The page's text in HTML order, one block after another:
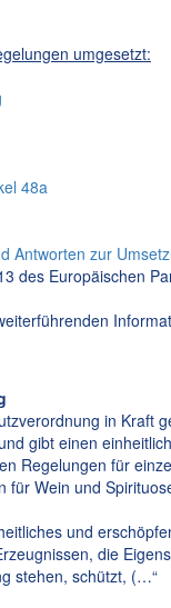
umgesetzt:
48a
Antworten zur
des Europäischen
in Kraft
gibt einen
Regelungen für
für Wein und
und
die
stehen, schützt, (…“